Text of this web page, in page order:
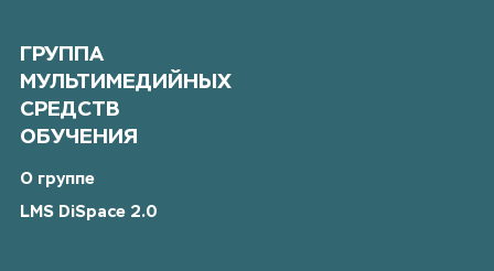
ГРУППА
МУЛЬТИМЕДИЙНЫХ
СРЕДСТВ
ОБУЧЕНИЯ
О группе
LMS DiSpace 2.0